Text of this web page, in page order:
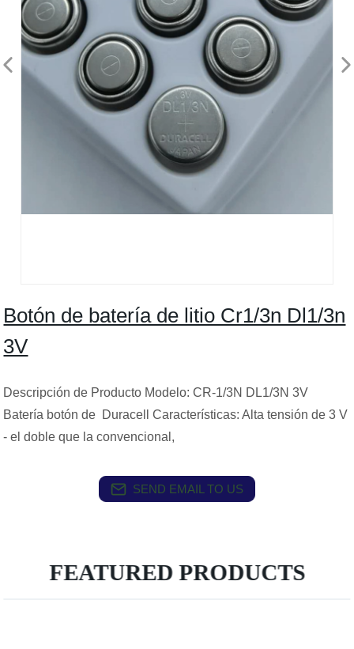
Botón de batería de litio Cr1/3n Dl1/3n
3V
Descripción de Producto Modelo: CR-1/3N DL1/3N 3V
Batería botón de Duracell Características: Alta tensión de 3 V
- el doble que la convencional,
SEND EMAIL TO US
FEATURED PRODUCTS